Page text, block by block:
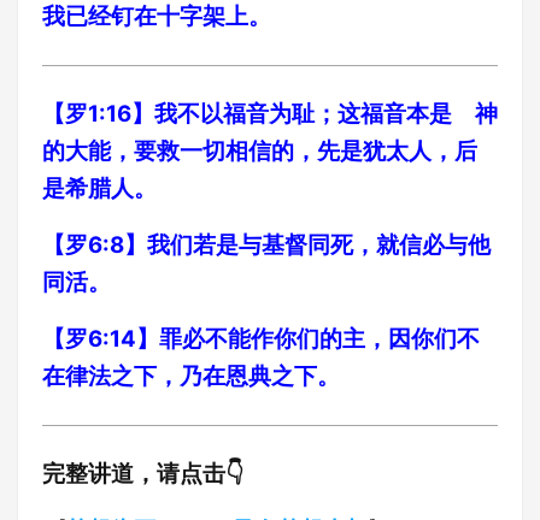
我已经钉在十字架上。
【罗1:16】我不以福音为耻；这福音本是 神
的大能，要救一切相信的，先是犹太人，后
是希腊人。
【罗6:8】我们若是与基督同死，就信必与他
同活。
【罗6:14】罪必不能作你们的主，因你们不
在律法之下，乃在恩典之下。
完整讲道，请点击👇